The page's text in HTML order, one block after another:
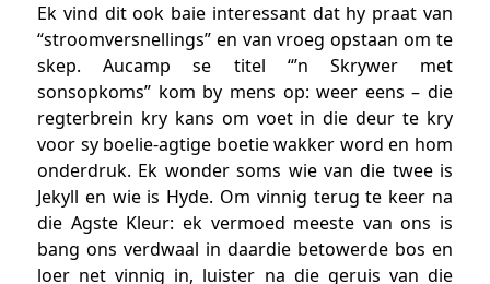
Ek vind dit ook baie interessant dat hy praat van
“stroomversnellings” en van vroeg opstaan om te
skep. Aucamp se titel “’n Skrywer met
sonsopkoms” kom by mens op: weer eens – die
regterbrein kry kans om voet in die deur te kry
voor sy boelie-agtige boetie wakker word en hom
onderdruk. Ek wonder soms wie van die twee is
Jekyll en wie is Hyde. Om vinnig terug te keer na
die Agste Kleur: ek vermoed meeste van ons is
bang ons verdwaal in daardie betowerde bos en
loer net vinnig in, luister na die geruis van die